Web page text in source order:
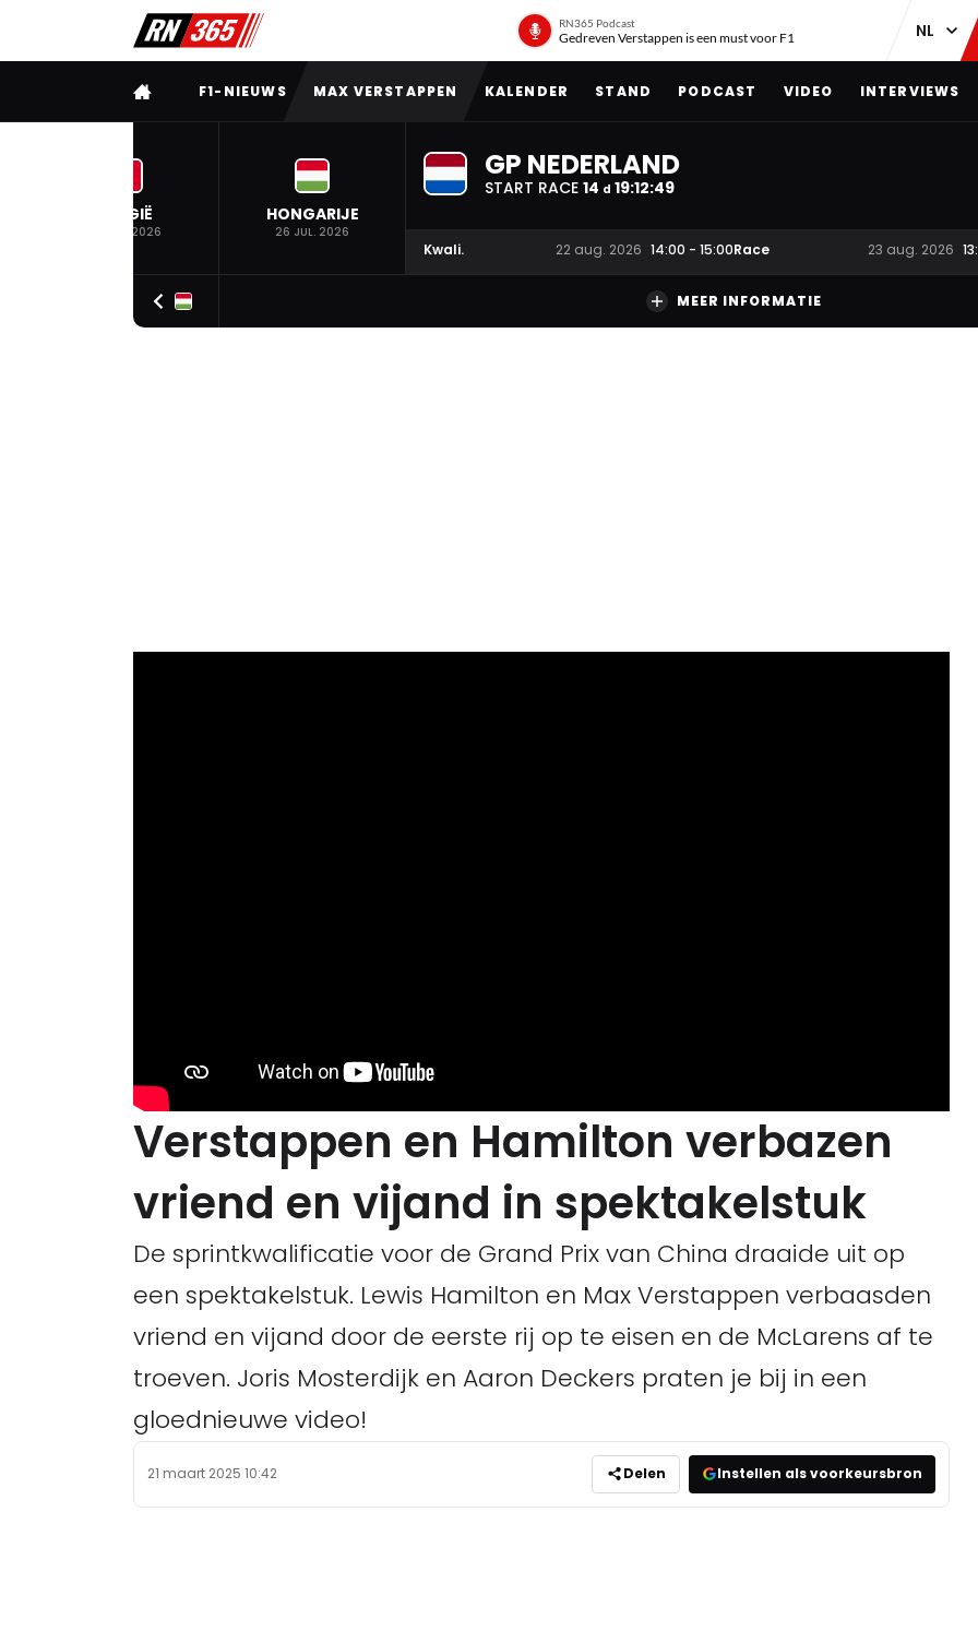
RN365 Podcast
Gedreven Verstappen is een must voor F1
VOLLEDIG MENU
F1-NIEUWS MAX VERSTAPPEN KALENDER STAND PODCAST VIDEO INTERVIEWS
BELGIË
19 JUL. 2026
HONGARIJE
26 JUL. 2026
GP NEDERLAND
START RACE 14 d 19:12:48
Kwali. 22 aug. 2026 14:00 - 15:00Race 23 aug. 2026
MEER INFORMATIE
Verstappen en Hamilton verbazen
vriend en vijand in spektakelstuk
De sprintkwalificatie voor de Grand Prix van China draaide uit op
een spektakelstuk. Lewis Hamilton en Max Verstappen verbaasden
vriend en vijand door de eerste rij op te eisen en de McLarens af te
troeven. Joris Mosterdijk en Aaron Deckers praten je bij in een
gloednieuwe video!
21 maart 2025 10:42 Delen Instellen als voorkeursbron